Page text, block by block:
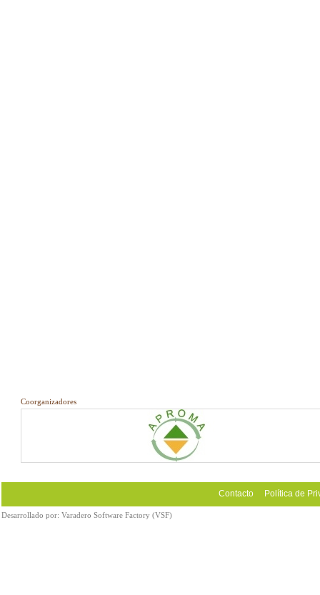
Coorganizadores
Contacto Política de
Desarrollado por: Varadero Software Factory (VSF)